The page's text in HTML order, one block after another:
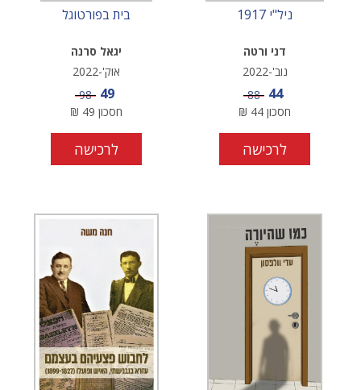
ניל"י 1917
דני ורטה
נוב'-2022
מחיר מבצע
44 מחיר
88
חסכון 44
₪
לרכישה
בית בפורטוגל
יגאל סרנה
אוק'-2022
מחיר מבצע
49 מחיר
98
חסכון 49
₪
לרכישה